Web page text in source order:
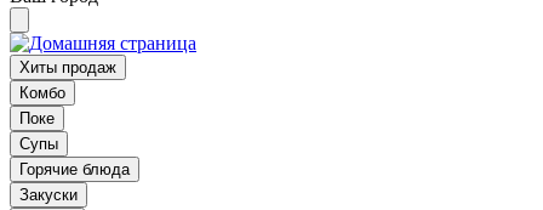
Хиты продаж
Комбо
Поке
Супы
Горячие блюда
Закуски